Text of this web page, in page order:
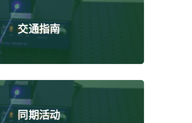
交通指南
同期活动